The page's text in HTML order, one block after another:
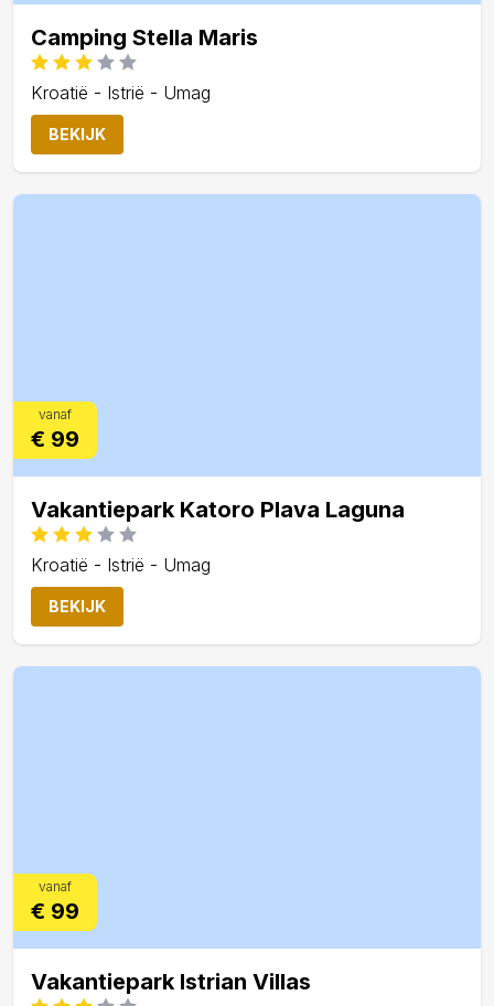
Camping Stella Maris
Kroatië - Istrië - Umag
BEKIJK
vanaf
€ 99
Vakantiepark Katoro Plava Laguna
Kroatië - Istrië - Umag
BEKIJK
vanaf
€ 99
Vakantiepark Istrian Villas